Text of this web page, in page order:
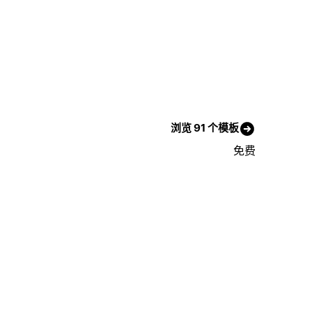
浏览 91 个模板
免费